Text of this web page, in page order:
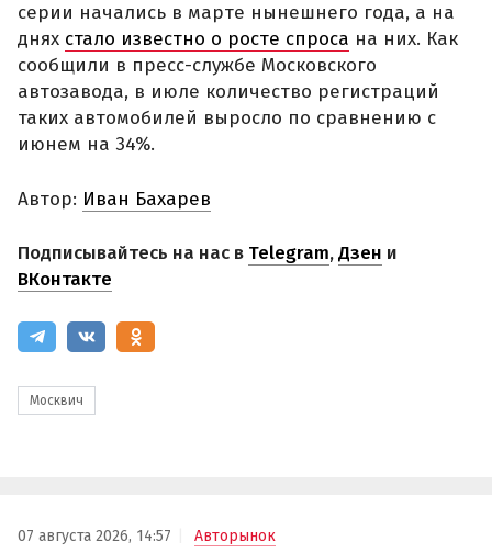
серии начались в марте нынешнего года, а на
днях стало известно о росте спроса на них. Как
сообщили в пресс-службе Московского
автозавода, в июле количество регистраций
таких автомобилей выросло по сравнению с
июнем на 34%.
Автор: Иван Бахарев
Подписывайтесь на нас в Telegram,Дзен и
ВКонтакте
Москвич
07 августа 2026, 14:57 Авторынок